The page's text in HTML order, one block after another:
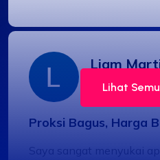
Liam
Proksi Bagus, Harga
Saya sangat menyukai
Lihat